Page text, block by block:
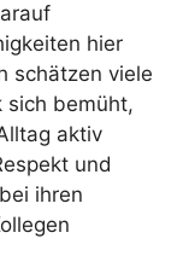
hier
schätzen viele
sich bemüht,
aktiv
und
ihren